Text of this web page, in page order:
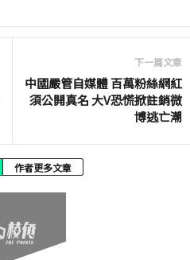
下一篇文章
中國嚴管自媒體 百萬粉絲網紅
須公開真名 大V恐慌掀註銷微
博逃亡潮
作者更多文章